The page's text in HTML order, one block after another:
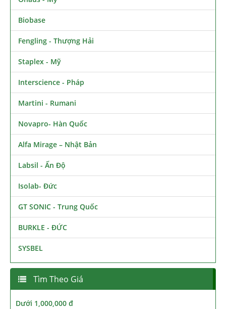
Biobase
Fengling - Thượng Hải
Staplex - Mỹ
Interscience - Pháp
Martini - Rumani
Novapro- Hàn Quốc
Alfa Mirage – Nhật Bản
Labsil - Ấn Độ
Isolab- Đức
GT SONIC - Trung Quốc
BURKLE - ĐỨC
SYSBEL
Tìm Theo Giá
Dưới 1,000,000 đ